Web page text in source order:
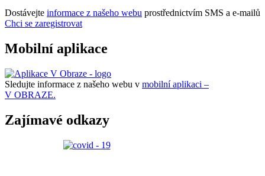
Dostávejte informace z našeho webu prostřednictvím SMS a e-mailů
Chci se zaregistrovat
Mobilní aplikace
Sledujte informace z našeho webu v mobilní aplikaci –
V OBRAZE.
Zajímavé odkazy